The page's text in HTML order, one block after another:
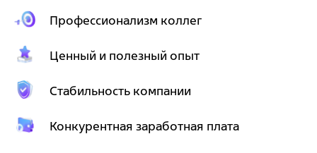
Профессионализм коллег
Ценный и полезный опыт
Стабильность компании
Конкурентная заработная плата